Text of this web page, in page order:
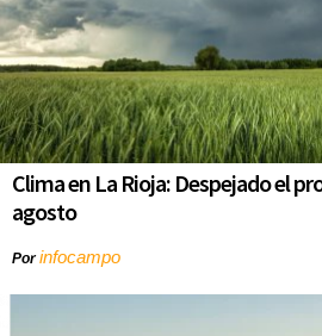
Clima en La Rioja: Despejado el
agosto
Porinfocampo